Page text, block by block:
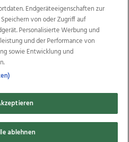
Medienhauses Wimmer
OÖNow
Ischler Woche
OÖN Immobilien
Reise
Promenaden Galerien
wirtrauern.at
Zeitungs GmbH & Co KG
by
Endgeräteeigenschaften zur
von oder Zugriff auf
Personalisierte Werbung und
und der Performance von
sowie Entwicklung und
ablehnen